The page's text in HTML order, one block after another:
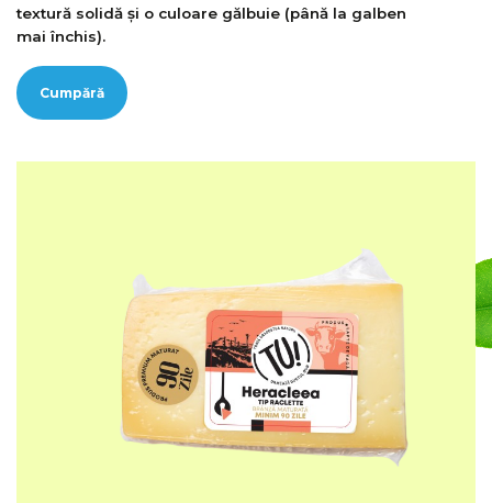
textură solidă și o culoare gălbuie (până la galben
mai închis).
Cumpără